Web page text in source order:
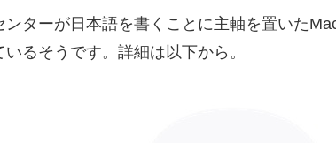
ターが日本語を書くことに主軸を置いた
るそうです。詳細は以下から。